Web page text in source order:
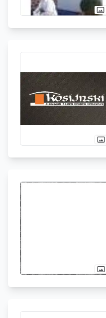
photo_size_select_actual
photo_size_select_actual
photo_size_select_actual